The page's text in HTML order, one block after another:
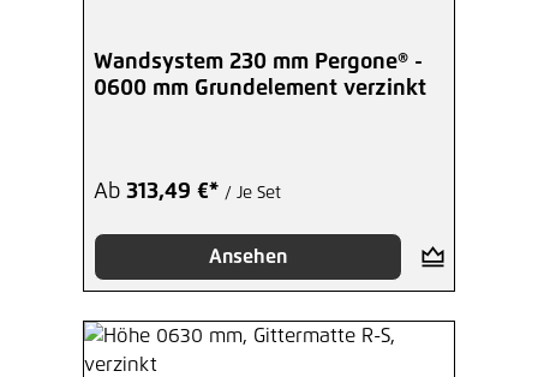
Wandsystem 230 mm Pergone® -
0600 mm Grundelement verzinkt
Ab 313,49 €* / Je Set
Ansehen